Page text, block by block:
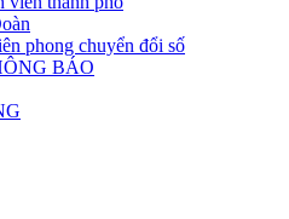
phong chuyển đổi số
BÁO